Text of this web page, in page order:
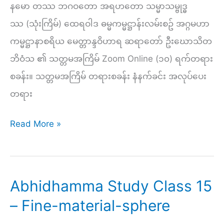
သတ္တမ
အကြိမ်
တရား
စခန်း
ညနေ
နမော တဿ ဘဂဝတော အရဟတော သမ္မာသမ္ဗုဒ္ဓ
ဿ (သုံးကြိမ်) ထေရဝါဒ ဓမ္မကမ္မဋ္ဌာန်းလမ်းစဥ် အဂ္ဂမဟာ
ကမ္မဋ္ဌာနာစရိယ မေတ္တာန္ဒဝိဟာရ ဆရာတော် ဦးဃောသိတ
ဘိဝံသ ၏ သတ္တမအကြိမ် Zoom Online (၁၀) ရက်တရား
စခန်း။ သတ္တမအကြိမ် တရားစခန်း နံနက်ခင်း အလုပ်ပေး
တရား
ဘဝ
မှ
ရာ
Read More »
Abhidhamma Study Class 15
– Fine-material-sphere